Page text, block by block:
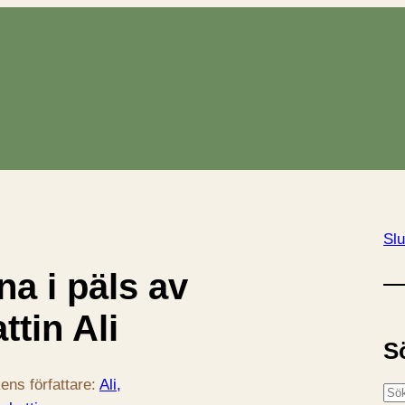
i päls av
Ali
författare: Ali,
S